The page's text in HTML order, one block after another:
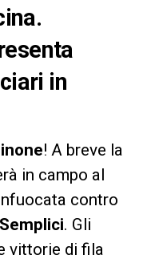
in
! A breve la
in campo al
contro
. Gli
vittorie di fila